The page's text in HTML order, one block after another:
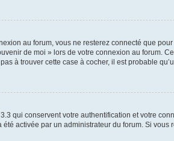
au forum, vous ne resterez connecté que
de moi » lors de votre connexion au forum.
à trouver cette case à cocher, il est probable
qui conservent votre authentification et votre
activée par un administrateur du forum. Si